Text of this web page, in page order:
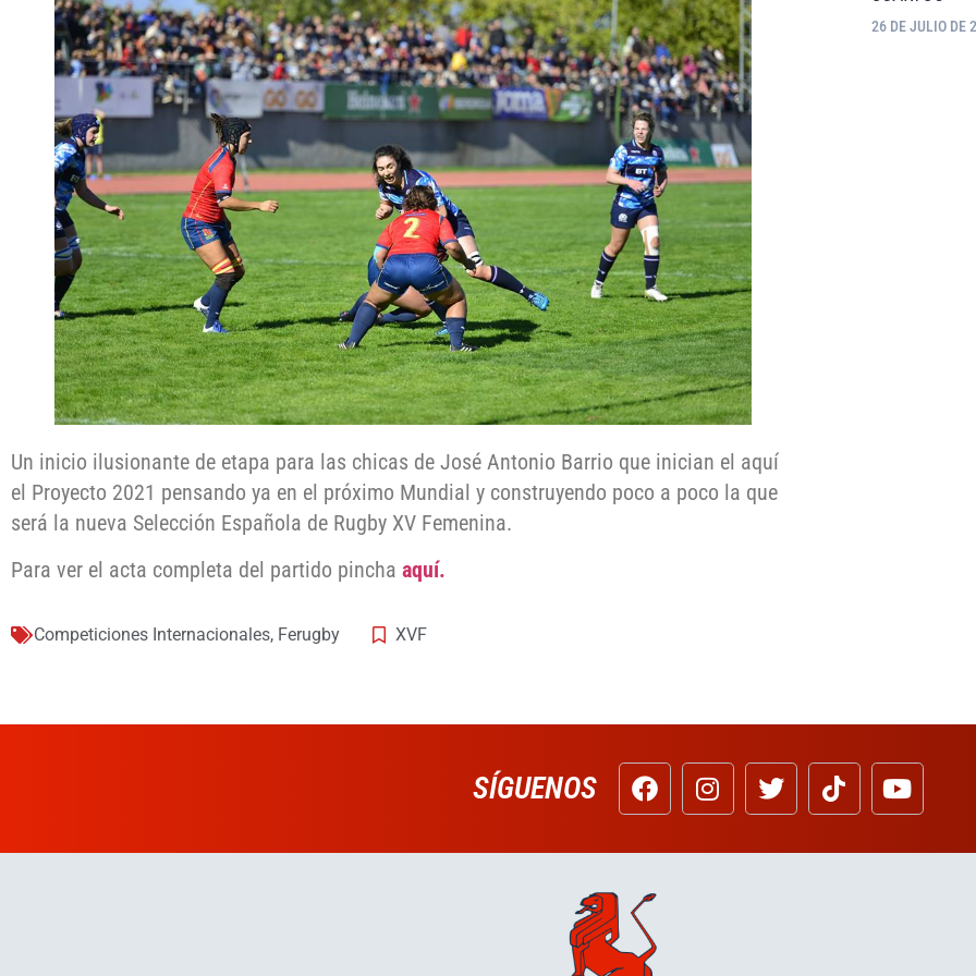
Un inicio ilusionante de etapa para las chicas de José Antonio Barrio que inician el aquí
el Proyecto 2021 pensando ya en el próximo Mundial y construyendo poco a poco la que
será la nueva Selección Española de Rugby XV Femenina.
Para ver el acta completa del partido pincha aquí.
Competiciones Internacionales, Ferugby XVF
26 DE JULIO DE
SÍGUENOS